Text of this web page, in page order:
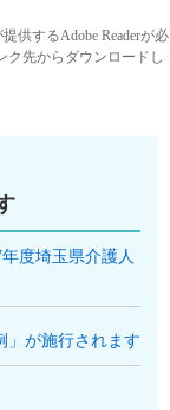
供するAdobe Readerが必
ク先からダウンロードし
度埼玉県介護人
」が施行されます